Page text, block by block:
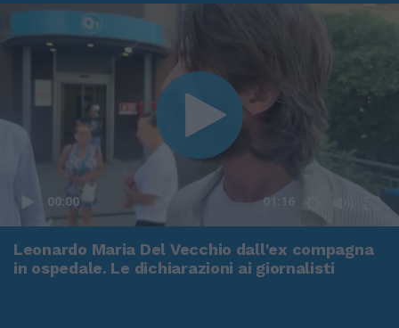
00:00 01:16
Leonardo Maria Del Vecchio dall'ex compagna
in ospedale. Le dichiarazioni ai giornalisti